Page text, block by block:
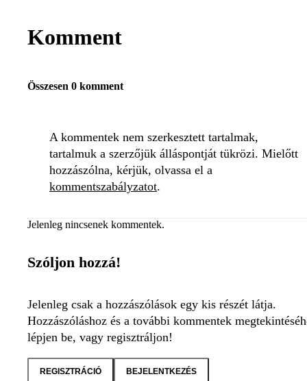
Komment
Összesen 0 komment
A kommentek nem szerkesztett tartalmak,
tartalmuk a szerzőjük álláspontját tükrözi. Mielőtt
hozzászólna, kérjük, olvassa el a
kommentszabályzatot.
Jelenleg nincsenek kommentek.
Szóljon hozzá!
Jelenleg csak a hozzászólások egy kis részét látja.
Hozzászóláshoz és a további kommentek
lépjen be, vagy regisztráljon!
REGISZTRÁCIÓ BEJELENTKEZÉS